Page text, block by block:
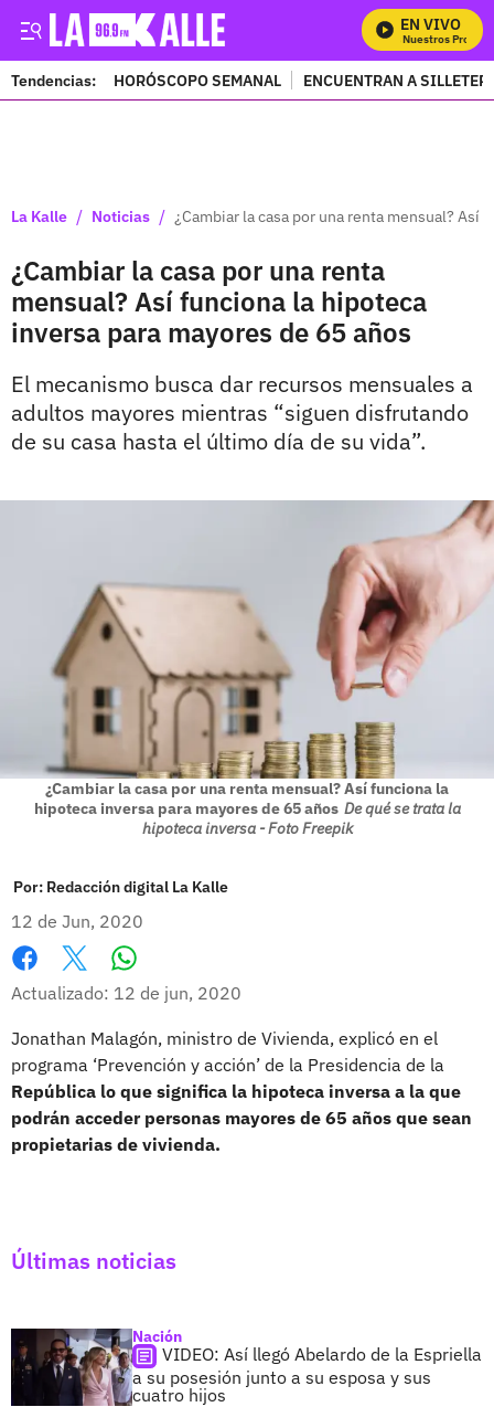
EN VIVO
Mira Todos Nuestros
Tendencias: HORÓSCOPO SEMANAL ENCUENTRAN A
La Kalle / Noticias / ¿Cambiar la casa por una renta mensual?
¿Cambiar la casa por una renta
mensual? Así funciona la hipoteca
inversa para mayores de 65 años
El mecanismo busca dar recursos mensuales a
adultos mayores mientras “siguen disfrutando
de su casa hasta el último día de su vida”.
¿Cambiar la casa por una renta mensual? Así funciona la
hipoteca inversa para mayores de 65 años De qué se trata la
hipoteca inversa - Foto Freepik
Por: Redacción digital La Kalle
12 de Jun, 2020
Facebook
X
Actualizado: 12 de jun, 2020
Jonathan Malagón, ministro de Vivienda, explicó en el
programa ‘Prevención y acción’ de la Presidencia de la
República lo que significa la hipoteca inversa a la que
podrán acceder personas mayores de 65 años que sean
propietarias de vivienda.
Últimas noticias
Nación
VIDEO: Así llegó Abelardo de la Espriella
a su posesión junto a su esposa y sus
cuatro hijos